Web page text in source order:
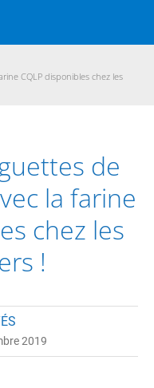
CQLP disponibles chez les
de
la farine
chez les
!
2019